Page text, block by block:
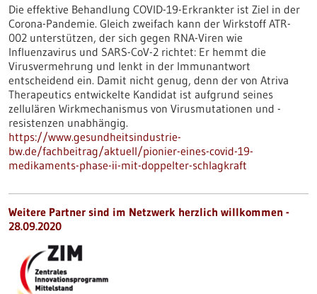
Die effektive Behandlung COVID-19-Erkrankter ist Ziel in der
Corona-Pandemie. Gleich zweifach kann der Wirkstoff ATR-
002 unterstützen, der sich gegen RNA-Viren wie
Influenzavirus und SARS-CoV-2 richtet: Er hemmt die
Virusvermehrung und lenkt in der Immunantwort
entscheidend ein. Damit nicht genug, denn der von Atriva
Therapeutics entwickelte Kandidat ist aufgrund seines
zellulären Wirkmechanismus von Virusmutationen und -
resistenzen unabhängig.
https://www.gesundheitsindustrie-
bw.de/fachbeitrag/aktuell/pionier-eines-covid-19-
medikaments-phase-ii-mit-doppelter-schlagkraft
Weitere Partner sind im Netzwerk herzlich willkommen -
28.09.2020